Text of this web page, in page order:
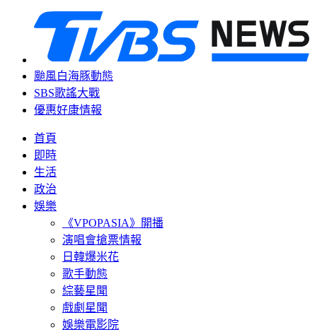
颱風白海豚動態
SBS歌謠大戰
優惠好康情報
首頁
即時
生活
政治
娛樂
《VPOPASIA》開播
演唱會搶票情報
日韓爆米花
歌手動態
綜藝星聞
戲劇星聞
娛樂電影院